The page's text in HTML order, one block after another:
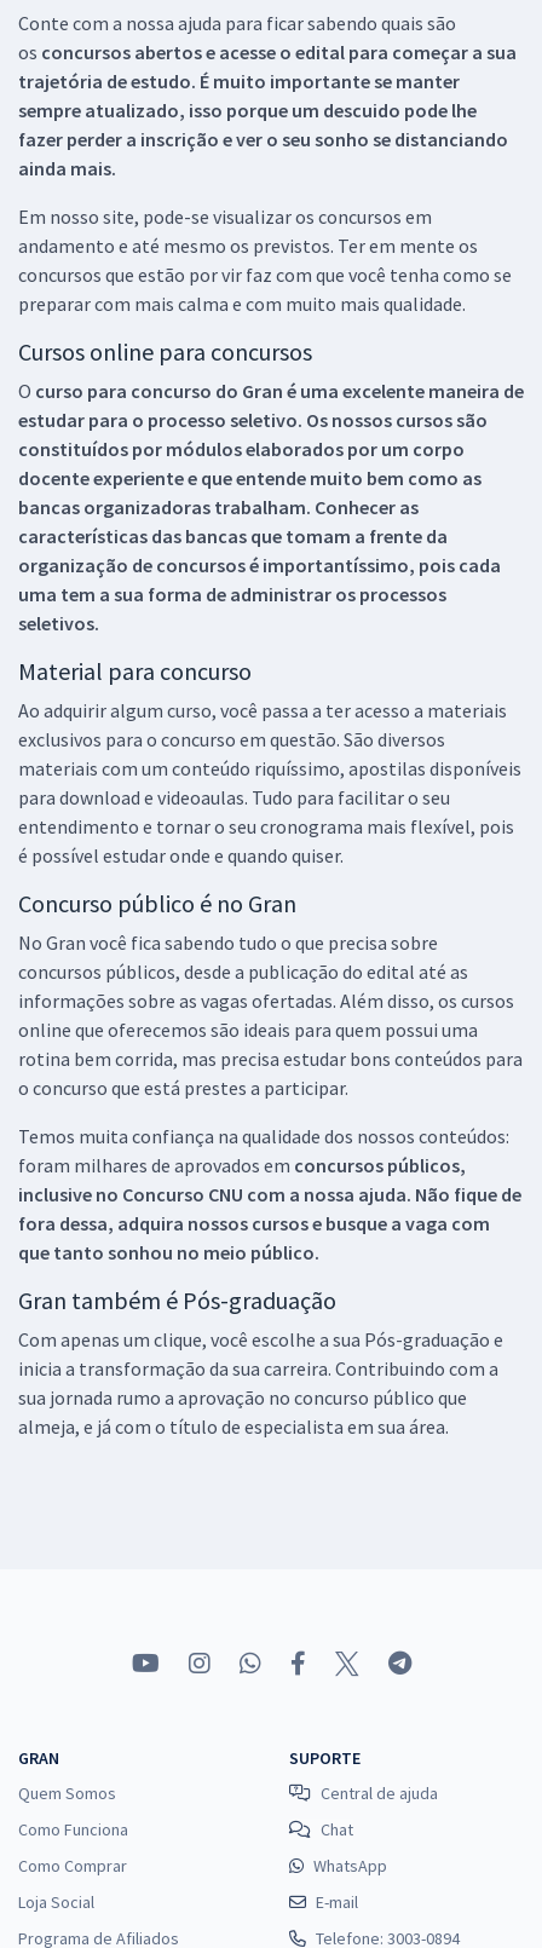
Conte com a nossa ajuda para ficar sabendo quais são
os concursos abertos e acesse o edital para começar a sua
trajetória de estudo. É muito importante se manter
sempre atualizado, isso porque um descuido pode lhe
fazer perder a inscrição e ver o seu sonho se distanciando
ainda mais.
Em nosso site, pode-se visualizar os concursos em
andamento e até mesmo os previstos. Ter em mente os
concursos que estão por vir faz com que você tenha como se
preparar com mais calma e com muito mais qualidade.
Cursos online para concursos
O curso para concurso do Gran é uma excelente maneira de
estudar para o processo seletivo. Os nossos cursos são
constituídos por módulos elaborados por um corpo
docente experiente e que entende muito bem como as
bancas organizadoras trabalham. Conhecer as
características das bancas que tomam a frente da
organização de concursos é importantíssimo, pois cada
uma tem a sua forma de administrar os processos
seletivos.
Material para concurso
Ao adquirir algum curso, você passa a ter acesso a materiais
exclusivos para o concurso em questão. São diversos
materiais com um conteúdo riquíssimo, apostilas disponíveis
para download e videoaulas. Tudo para facilitar o seu
entendimento e tornar o seu cronograma mais flexível, pois
é possível estudar onde e quando quiser.
Concurso público é no Gran
No Gran você fica sabendo tudo o que precisa sobre
concursos públicos, desde a publicação do edital até as
informações sobre as vagas ofertadas. Além disso, os cursos
online que oferecemos são ideais para quem possui uma
rotina bem corrida, mas precisa estudar bons conteúdos para
o concurso que está prestes a participar.
Temos muita confiança na qualidade dos nossos conteúdos:
foram milhares de aprovados em concursos públicos,
inclusive no Concurso CNU com a nossa ajuda. Não fique de
fora dessa, adquira nossos cursos e busque a vaga com
que tanto sonhou no meio público.
Gran também é Pós-graduação
Com apenas um clique, você escolhe a sua Pós-graduação e
inicia a transformação da sua carreira. Contribuindo com a
sua jornada rumo a aprovação no concurso público que
almeja, e já com o título de especialista em sua área.
GRAN
Quem Somos
Como Funciona
Como Comprar
Loja Social
Programa de Afiliados
SUPORTE
Central de ajuda
Chat
WhatsApp
E-mail
Telefone: 3003-0894